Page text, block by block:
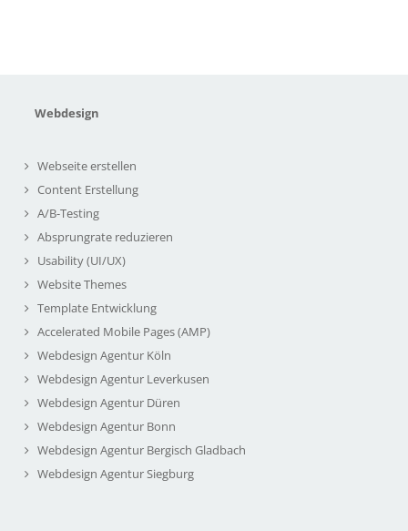
Webdesign
Webseite erstellen
Content Erstellung
A/B-Testing
Absprungrate reduzieren
Usability (UI/UX)
Website Themes
Template Entwicklung
Accelerated Mobile Pages (AMP)
Webdesign Agentur Köln
Webdesign Agentur Leverkusen
Webdesign Agentur Düren
Webdesign Agentur Bonn
Webdesign Agentur Bergisch Gladbach
Webdesign Agentur Siegburg